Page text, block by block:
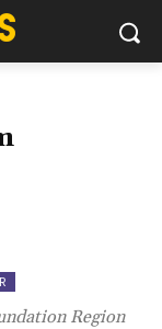
Region